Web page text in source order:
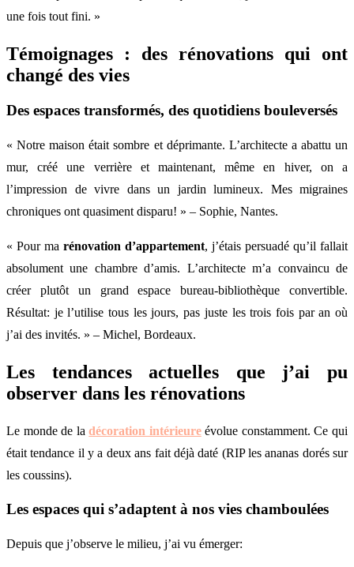
une fois tout fini. »
Témoignages : des rénovations qui ont
changé des vies
Des espaces transformés, des quotidiens bouleversés
« Notre maison était sombre et déprimante. L’architecte a abattu un
mur, créé une verrière et maintenant, même en hiver, on a
l’impression de vivre dans un jardin lumineux. Mes migraines
chroniques ont quasiment disparu! » – Sophie, Nantes.
« Pour ma rénovation d’appartement, j’étais persuadé qu’il fallait
absolument une chambre d’amis. L’architecte m’a convaincu de
créer plutôt un grand espace bureau-bibliothèque convertible.
Résultat: je l’utilise tous les jours, pas juste les trois fois par an où
j’ai des invités. » – Michel, Bordeaux.
Les tendances actuelles que j’ai pu
observer dans les rénovations
Le monde de ladécoration intérieureévolue constamment. Ce qui
était tendance il y a deux ans fait déjà daté (RIP les ananas dorés sur
les coussins).
Les espaces qui s’adaptent à nos vies chamboulées
Depuis que j’observe le milieu, j’ai vu émerger: